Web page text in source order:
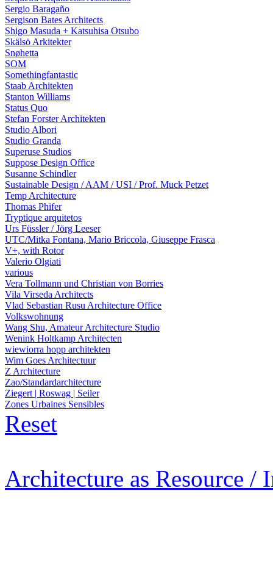
Sergio Baragaño
Sergison Bates Architects
Shigo Masuda + Katsuhisa Otsubo
Skälsö Arkitekter
Snøhetta
SOM
Somethingfantastic
Staab Architekten
Stanton Williams
Status Quo
Stefan Forster Architekten
Studio Albori
Studio Granda
Superuse Studios
Suppose Design Office
Susanne Schindler
Sustainable Design / AAM / USI / Prof. Muck Petzet
Temp Architecture
Thomas Phifer
Tryptique arquitetos
Urs Füssler / Jörg Leeser
UTC/Mitka Fontana, Mario Briccola, Giuseppe Frasca
V+, with Rotor
Valerio Olgiati
various
Vera Tollmann und Christian von Borries
Vila Virseda Architects
Vlad Sebastian Rusu Architecture Office
Volkswohnung
Wang Shu, Amateur Architecture Studio
Wenink Holtkamp Architecten
wiewiorra hopp architekten
Wim Goes Architectuur
Z Architecture
Zao/Standardarchitecture
Ziegert | Roswag | Seiler
Zones Urbaines Sensibles
Reset
Architecture as Resource /